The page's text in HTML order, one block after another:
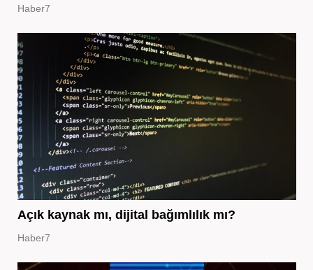
Haber7
Açık kaynak mı, dijital bağımlılık mı?
Haber7